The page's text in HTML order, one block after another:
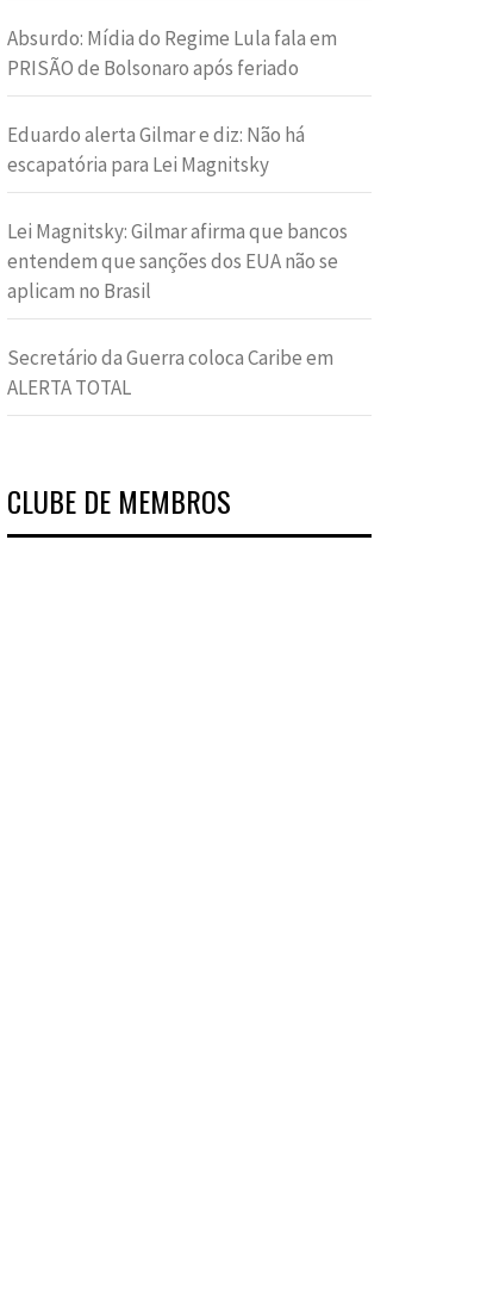
Absurdo: Mídia do Regime Lula fala em
PRISÃO de Bolsonaro após feriado
Eduardo alerta Gilmar e diz: Não há
escapatória para Lei Magnitsky
Lei Magnitsky: Gilmar afirma que bancos
entendem que sanções dos EUA não se
aplicam no Brasil
Secretário da Guerra coloca Caribe em
ALERTA TOTAL
CLUBE DE MEMBROS